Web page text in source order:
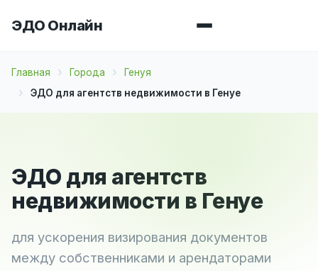
ЭДО Онлайн
Главная Города
Генуя
ЭДО для агентств недвижимости в Генуе
ЭДО для агентств
недвижимости в Генуе
для ускорения визирования документов
между собственниками и арендаторами